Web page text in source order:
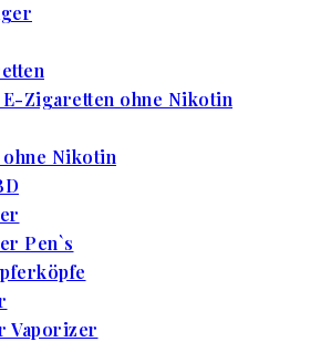
Zigaretten ohne Nikotin
Nikotin
Pen`s
Vaporizer